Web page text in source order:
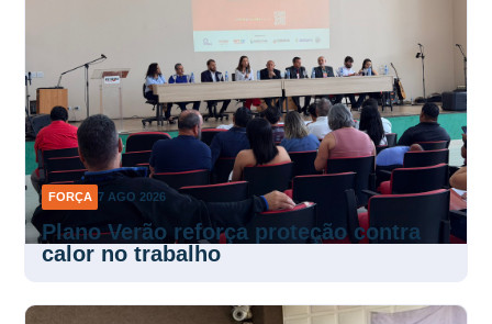
FORÇA 7 AGO 2026
Plano Verão reforça proteção contra
calor no trabalho